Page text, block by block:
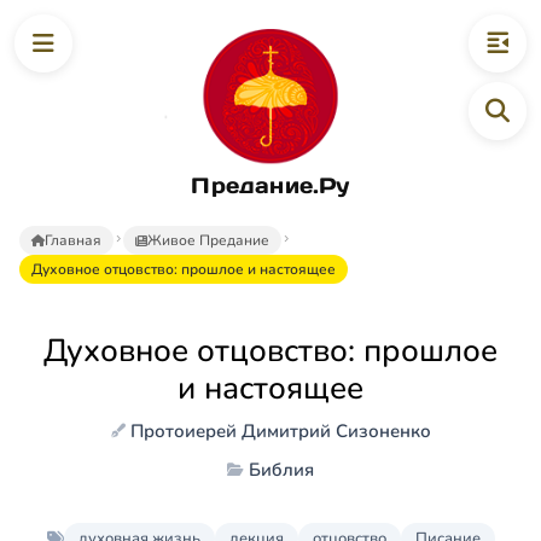
Предание.Ру
Главная
Живое Предание
Духовное отцовство: прошлое и настоящее
Духовное отцовство: прошлое
и настоящее
Протоиерей Димитрий Сизоненко
Библия